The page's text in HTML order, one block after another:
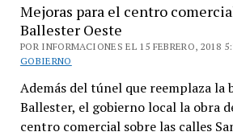
Mejoras para el centro
Ballester Oeste
POR INFORMACIONES EL 15 FEBRERO, 2018
GOBIERNO
Además del túnel que reemplaza la
Ballester, el gobierno local la obra
centro comercial sobre las calles